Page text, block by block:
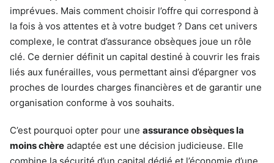
imprévues. Mais comment choisir l’offre qui correspond à
la fois à vos attentes et à votre budget ? Dans cet univers
complexe, le contrat d’assurance obsèques joue un rôle
clé. Ce dernier définit un capital destiné à couvrir les frais
liés aux funérailles, vous permettant ainsi d’épargner vos
proches de lourdes charges financières et de garantir une
organisation conforme à vos souhaits.
C’est pourquoi opter pour une assurance obsèques la
moins chère adaptée est une décision judicieuse. Elle